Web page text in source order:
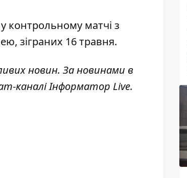
у контрольному матчі з
, зіграних 16 травня.
новин. За новинами в
каналіІнформатор Live.